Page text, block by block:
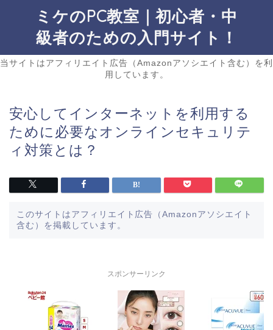
ミケのPC教室｜初心者・中
級者のための入門サイト！
当サイトはアフィリエイト広告（Amazonアソシエイト含む）を利
用しています。
安心してインターネットを利用する
ために必要なオンラインセキュリテ
ィ対策とは？
このサイトはアフィリエイト広告（Amazonアソシエイト
含む）を掲載しています。
スポンサーリンク